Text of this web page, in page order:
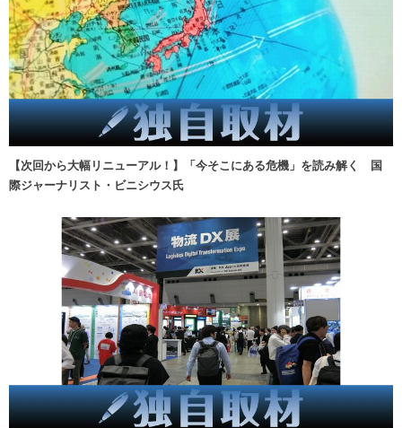
【次回から大幅リニューアル！】「今そこにある危機」を読み解く 国
際ジャーナリスト・ビニシウス氏